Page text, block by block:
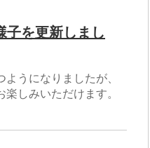
子を更新しまし
うになりましたが、
しみいただけます。